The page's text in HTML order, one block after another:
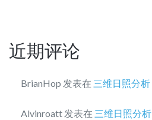
近期评论
BrianHop 发表在 三维日照分析
Alvinroatt 发表在 三维日照分析